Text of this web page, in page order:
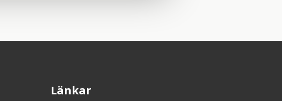
Länkar